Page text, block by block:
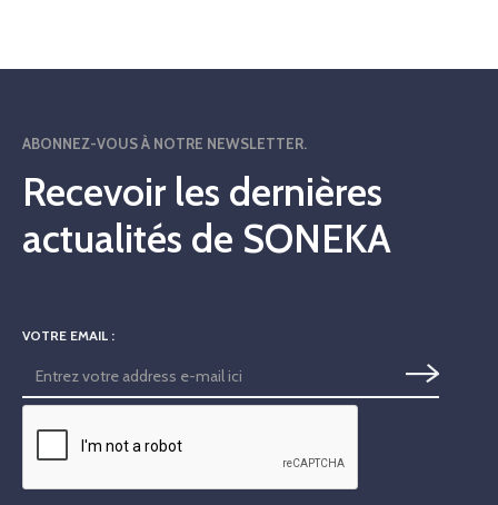
ABONNEZ-VOUS À NOTRE NEWSLETTER.
Recevoir les dernières
actualités de SONEKA
VOTRE EMAIL :